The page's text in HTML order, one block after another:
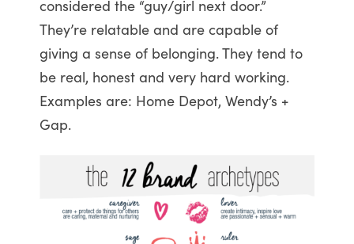
considered the “guy/girl next door.”
They’re relatable and are capable of
giving a sense of belonging. They tend to
be real, honest and very hard working.
Examples are: Home Depot, Wendy’s +
Gap.